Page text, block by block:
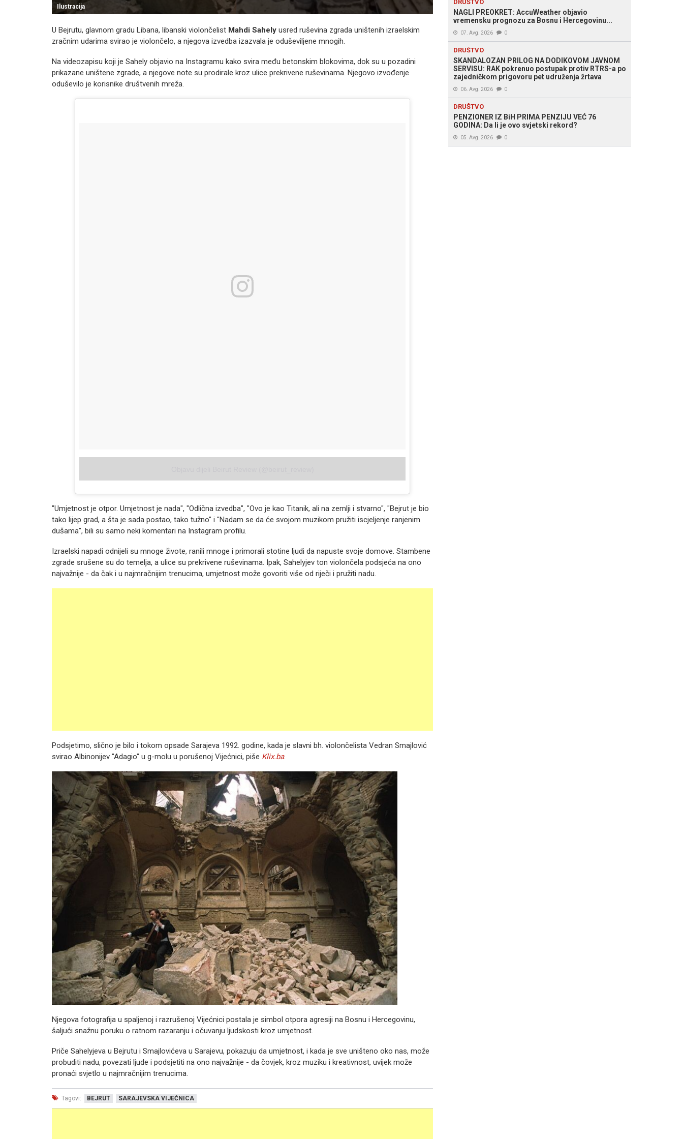
Ilustracija
U Bejrutu, glavnom gradu Libana, libanski violončelist Mahdi Sahely usred ruševina zgrada uništenih izraelskim
zračnim udarima svirao je violončelo, a njegova izvedba izazvala je oduševiljene mnogih.
Na videozapisu koji je Sahely objavio na Instagramu kako svira među betonskim blokovima, dok su u pozadini
prikazane uništene zgrade, a njegove note su prodirale kroz ulice prekrivene ruševinama. Njegovo izvođenje
oduševilo je korisnike društvenih mreža.
"Umjetnost je otpor. Umjetnost je nada", "Odlična izvedba", "Ovo je kao Titanik, ali na zemlji i stvarno", "Bejrut je bio
tako lijep grad, a šta je sada postao, tako tužno" i "Nadam se da će svojom muzikom pružiti iscjeljenje ranjenim
dušama", bili su samo neki komentari na Instagram profilu.
Izraelski napadi odnijeli su mnoge živote, ranili mnoge i primorali stotine ljudi da napuste svoje domove. Stambene
zgrade srušene su do temelja, a ulice su prekrivene ruševinama. Ipak, Sahelyjev ton violončela podsjeća na ono
najvažnije - da čak i u najmračnijim trenucima, umjetnost može govoriti više od riječi i pružiti nadu.
Podsjetimo, slično je bilo i tokom opsade Sarajeva 1992. godine, kada je slavni bh. violončelista Vedran Smajlović
svirao Albinonijev "Adagio" u g-molu u porušenoj Vijećnici, piše Klix.ba.
Njegova fotografija u spaljenoj i razrušenoj Vijećnici postala je simbol otpora agresiji na Bosnu i Hercegovinu,
šaljući snažnu poruku o ratnom razaranju i očuvanju ljudskosti kroz umjetnost.
Priče Sahelyjeva u Bejrutu i Smajlovićeva u Sarajevu, pokazuju da umjetnost, i kada je sve uništeno oko nas, može
probuditi nadu, povezati ljude i podsjetiti na ono najvažnije - da čovjek, kroz muziku i kreativnost, uvijek može
pronaći svjetlo u najmračnijim trenucima.
Tagovi: BEJRUT SARAJEVSKA VIJEĆNICA
DRUŠTVO
NAGLI PREOKRET: AccuWeather objavio
vremensku prognozu za Bosnu i Hercegovinu...
07. Avg. 2026 0
DRUŠTVO
SKANDALOZAN PRILOG NA DODIKOVOM JAVNOM
SERVISU: RAK pokrenuo postupak protiv RTRS-a po
zajedničkom prigovoru pet udruženja žrtava
06. Avg. 2026 0
DRUŠTVO
PENZIONER IZ BiH PRIMA PENZIJU VEĆ 76
GODINA: Da li je ovo svjetski rekord?
05. Avg. 2026 0